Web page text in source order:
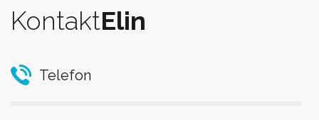
KontaktElin
Telefon